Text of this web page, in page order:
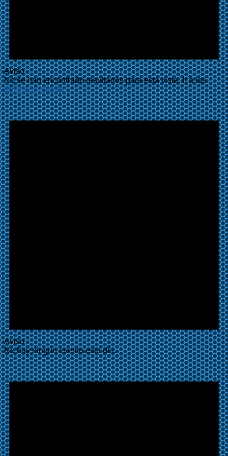
Aviso
No se han encontrado resultados para esta vista. Ir a los
próximos eventos.
Aviso
No hay ningún evento este día.